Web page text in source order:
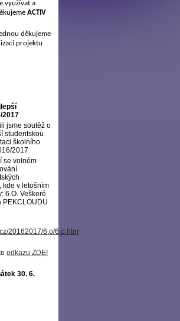
využívat a
ACTIV
děkujeme
projektu
2017
jsme soutěž o
studentskou
školního
2017
se volném
kde v letošním
6.O. Veškeré
PEKCLOUDU
20162017/6.o/6.o.htm
odkazu ZDE!
30. 6.